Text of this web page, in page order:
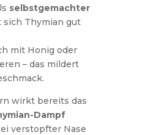
selbstgemachter
Thymian gut
mit Honig oder
– das mildert
wirkt bereits das
Dampf
verstopfter Nase